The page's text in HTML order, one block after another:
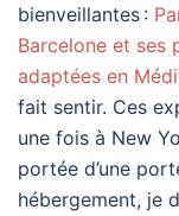
bienveillantes :
Barcelone et ses
adaptées en
fait sentir. Ces
une fois à New
portée d’une
hébergement, je